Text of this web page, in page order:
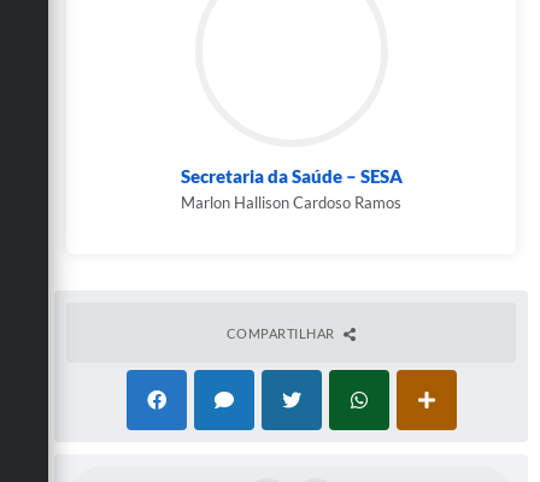
Secretaria da Saúde – SESA
Marlon Hallison Cardoso Ramos
COMPARTILHAR